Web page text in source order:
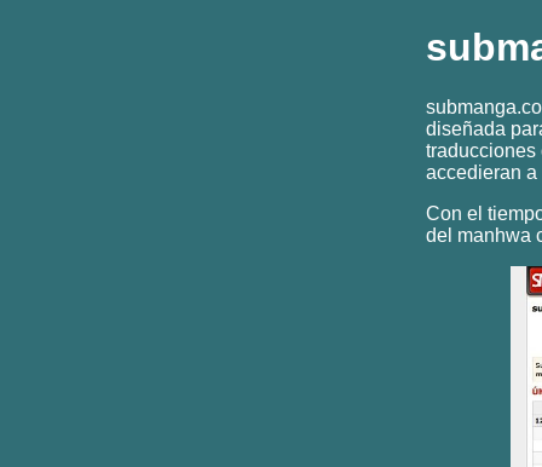
diseñada
traducciones
accedieran a
Con el
del manhwa